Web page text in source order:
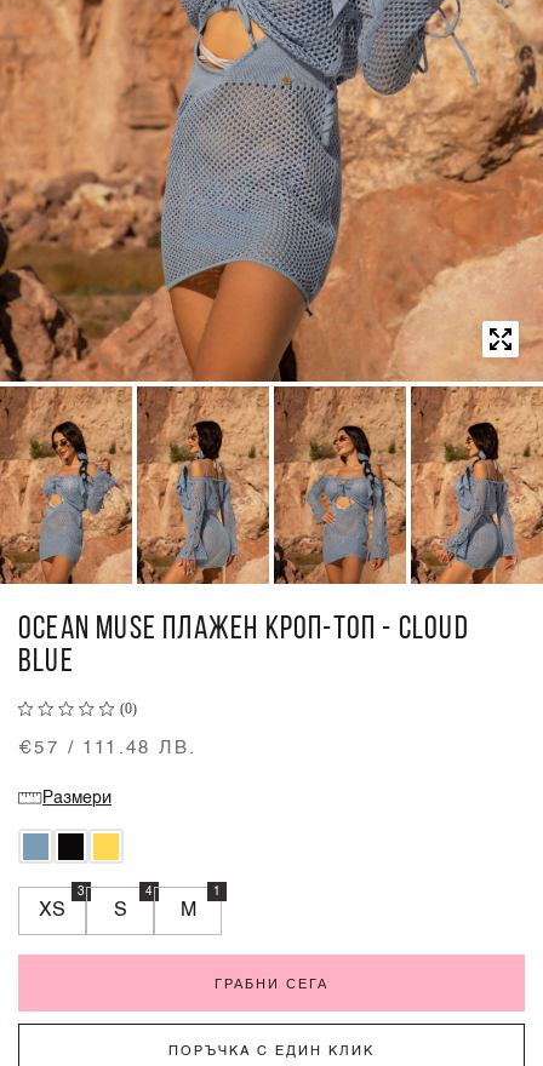
OCEAN MUSE ПЛАЖЕН КРОП-ТОП - CLOUD
BLUE
(0)
€57 / 111.48 ЛВ.
Размери
XS
3
S
4
M
1
ГРАБНИ СЕГА
ПОРЪЧКА С ЕДИН КЛИК